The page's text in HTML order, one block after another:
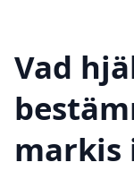
Vad
markis